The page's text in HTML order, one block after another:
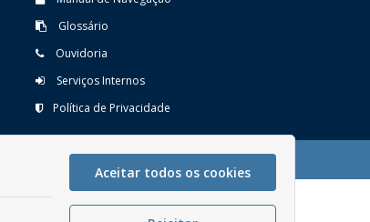
Glossário
Ouvidoria
Serviços Internos
Política de Privacidade
Aceitar todos os cookies